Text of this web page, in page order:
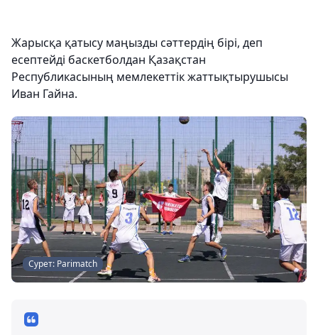
Жарысқа қатысу маңызды сәттердің бірі, деп
есептейді баскетболдан Қазақстан
Республикасының мемлекеттік жаттықтырушысы
Иван Гайна.
Сурет: Parimatch